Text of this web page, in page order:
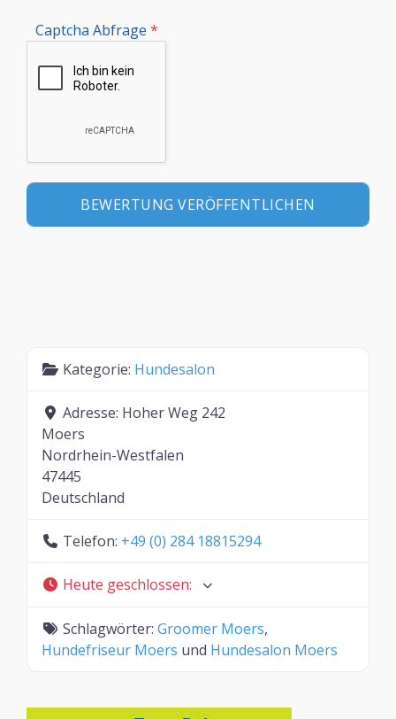
Captcha Abfrage *
Kategorie: Hundesalon
Adresse: Hoher Weg 242
Moers
Nordrhein-Westfalen
47445
Deutschland
Telefon: +49 (0) 284 18815294
Heute geschlossen:
Schlagwörter: Groomer Moers,
Hundefriseur Moers und Hundesalon Moers